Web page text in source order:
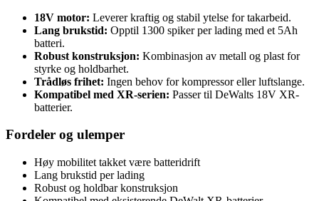
18V motor: Leverer kraftig og stabil ytelse for takarbeid.
Lang brukstid: Opptil 1300 spiker per lading med et 5Ah
batteri.
Robust konstruksjon: Kombinasjon av metall og plast for
styrke og holdbarhet.
Trådløs frihet: Ingen behov for kompressor eller luftslange.
Kompatibel med XR-serien: Passer til DeWalts 18V XR-
batterier.
Fordeler og ulemper
Høy mobilitet takket være batteridrift
Lang brukstid per lading
Robust og holdbar konstruksjon